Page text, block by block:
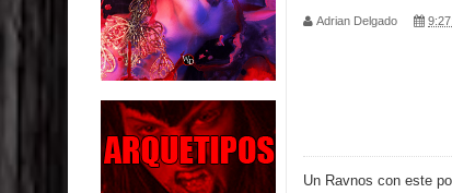
Parte 04: Oídos Sordos
Parte 03: La Traición
Parte 02: Vuelve el Hijo Prodigo
Parte 01: El Comienzo
Adrian Delgado
Un Ravnos con este